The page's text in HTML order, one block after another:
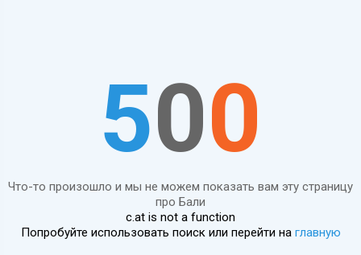
500
Что-то произошло и мы не можем показать вам эту страницу
про Бали
c.at is not a function
Попробуйте использовать поиск или перейти на главную